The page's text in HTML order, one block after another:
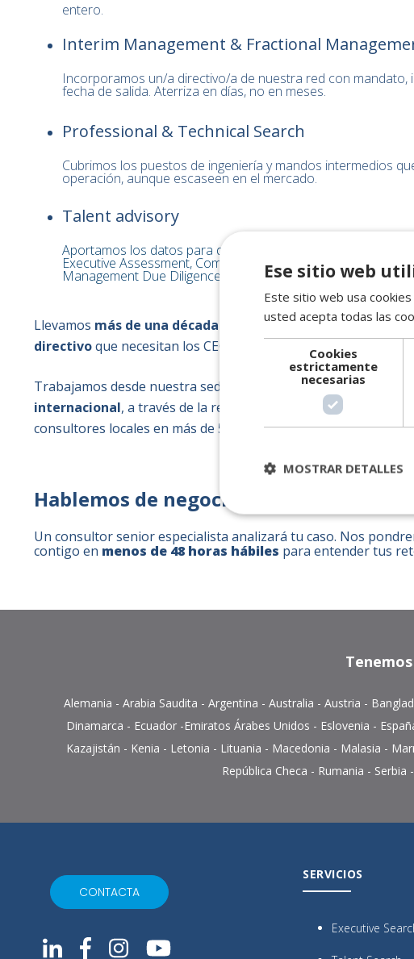
entero.
Interim Management & Fractional
Incorporamos un/a directivo/a de nuestra red con mandato,
fecha de salida. Aterriza en días, no en meses.
Professional & Technical Search
Cubrimos los puestos de ingeniería y mandos intermedios
operación, aunque escaseen en el mercado.
Talent advisory
Aportamos los datos para decidir sobre talento sin depender
Executive Assessment, Compensation Benchmarking,
Management Due Diligence.
Llevamos más de una década especializados en las
directivoque necesitan los CEOs y directores de RRHH de la
Trabajamos desde nuestra sede en Vigo concobertura
internacional, a través de la red NPAworldwide, ponemos a
consultores locales en más de 50 países.
Hablemos de negocio
Un consultor senior especialista analizará tu caso. Nos
contigo en menos de 48 horas hábiles para entender tus
Alemania - Arabia Saudita - Argentina - Australia - Austria -
Dinamarca - Ecuador -Emiratos Árabes Unidos - Eslovenia -
Kazajistán - Kenia - Letonia - Lituania - Macedonia - Malasia -
República Checa - Rumania - Serbia -
CONTACTA
SERVICIOS
Executive
Ese sitio web
Este sitio web usa
usted acepta todas las
Cookies
estrictamente
necesarias
MOSTRAR DETALLES